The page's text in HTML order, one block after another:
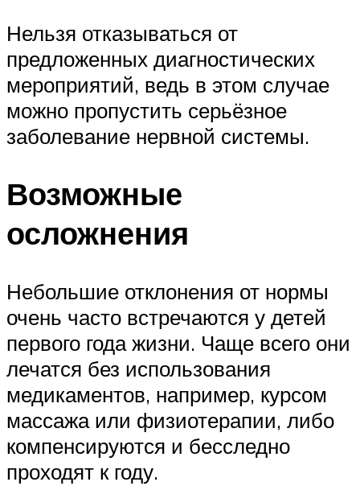
Нельзя отказываться от
предложенных диагностических
мероприятий, ведь в этом случае
можно пропустить серьёзное
заболевание нервной системы.
Возможные
осложнения
Небольшие отклонения от нормы
очень часто встречаются у детей
первого года жизни. Чаще всего они
лечатся без использования
медикаментов, например, курсом
массажа или физиотерапии, либо
компенсируются и бесследно
проходят к году.